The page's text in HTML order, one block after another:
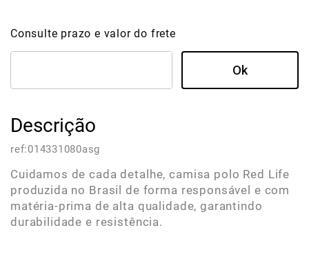
Consulte prazo e valor do frete
Descrição
ref:014331080asg
Cuidamos de cada detalhe, camisa polo Red Life
produzida no Brasil de forma responsável e com
matéria-prima de alta qualidade, garantindo
durabilidade e resistência.